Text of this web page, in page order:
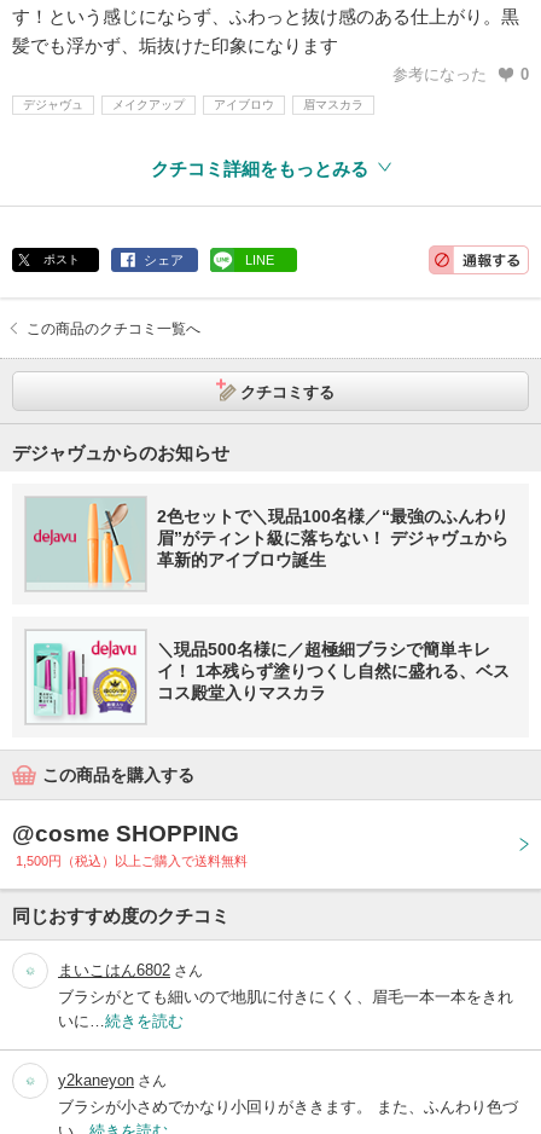
す！という感じにならず、ふわっと抜け感のある仕上がり。黒
髪でも浮かず、垢抜けた印象になります
参考になった 0
デジャヴュ メイクアップ アイブロウ 眉マスカラ
クチコミ詳細をもっとみる
ポスト シェア LINE
この商品のクチコミ一覧へ
クチコミする
デジャヴュからのお知らせ
2色セットで＼現品100名様／“最強のふんわり
眉”がティント級に落ちない！ デジャヴュから
革新的アイブロウ誕生
＼現品500名様に／超極細ブラシで簡単キレ
イ！ 1本残らず塗りつくし自然に盛れる、ベス
コス殿堂入りマスカラ
この商品を購入する
@cosme SHOPPING
1,500円（税込）以上ご購入で送料無料
同じおすすめ度のクチコミ
まいこはん6802 さん
ブラシがとても細いので地肌に付きにくく、眉毛一本一本をきれ
いに… 続きを読む
y2kaneyon さん
ブラシが小さめでかなり小回りがききます。 また、ふんわり色づ